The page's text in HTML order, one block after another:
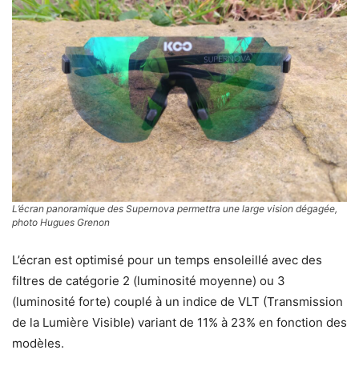
L’écran panoramique des Supernova permettra une large vision dégagée,
photo Hugues Grenon
L’écran est optimisé pour un temps ensoleillé avec des
filtres de catégorie 2 (luminosité moyenne) ou 3
(luminosité forte) couplé à un indice de VLT (Transmission
de la Lumière Visible) variant de 11% à 23% en fonction des
modèles.